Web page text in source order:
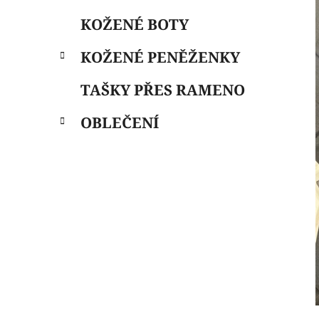
p
l
KOŽENÉ BOTY
KOŽENÉ PENĚŽENKY
TAŠKY PŘES RAMENO
OBLEČENÍ